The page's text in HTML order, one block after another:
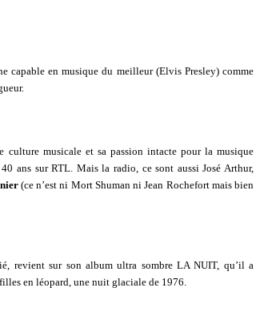
capable en musique du meilleur (Elvis Presley) comme
culture musicale et sa passion intacte pour la musique
ans sur RTL. Mais la radio, ce sont aussi José Arthur,
(ce n’est ni Mort Shuman ni Jean Rochefort mais bien
revient sur son album ultra sombre LA NUIT, qu’il a
en léopard, une nuit glaciale de 1976.